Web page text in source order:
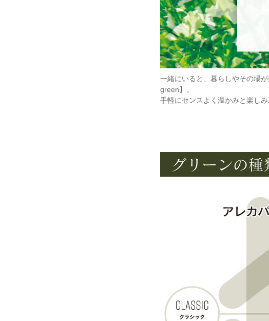
一緒にいると、暮らしやその場
green】。
手軽にセンスよく温かみと楽し